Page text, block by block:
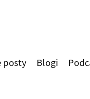
posty Blogi